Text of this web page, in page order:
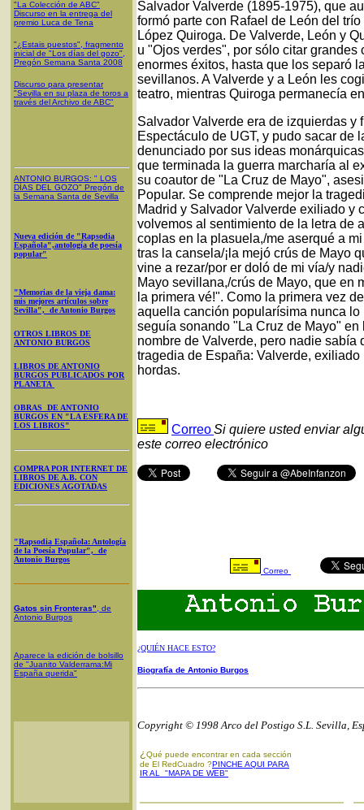
"La Colección de ABC"
Discurso en la entrega del
premio Luca de Tena
"¿Estais puestos", fragmento
inicial de "Los días del gozo",
Pregón Semana Santa 2008
Discurso para presentar
"Sevilla en su plaza de toros a
través del Archivo de ABC"
ANTONIO BURGOS: " LOS
DÍAS DEL GOZO" Pregón de
la Semana Santa de Sevilla
Nueva edición de "Rapsodia
Española",antología de poesía
popular"
"Memorias de la vieja dama:
mis mejores artículos sobre
Sevilla", de Antonio Burgos
OTROS LIBROS DE
ANTONIO BURGOS
LIBROS DE ANTONIO
BURGOS PUBLICADOS POR
PLANETA
OBRAS DE ANTONIO
BURGOS EN "LA ESFERA DE
LOS LIBROS"
COMPRA POR INTERNET DE
LIBROS DE A.B. CON
EDICIONES AGOTADAS
"Rapsodia Española: Antología
de la Poesía Popular", de
Antonio Burgos
Gatos sin Fronteras" , de
Antonio Burgos
Aparece la edición de bolsillo
de "Juanito Valderrama:Mi
España querida"
Salvador Valverde (1895-1975), que
formó parte con Rafael de León del
López Quiroga. De Valverde, León y
u "Ojos verdes", por sólo citar
enormes éxitos, hasta que los separó
sevillanos. A Valverde y a León les
teatro, mientras Quiroga permanecía
Salvador Valverde era de izquierdas
Espectáculo de UGT, y pudo sacar de
denunciado por sus ideas
que terminada la guerra marcharía al
su coautor de "La Cruz de Mayo",
Popular. Se comprende mejor la
Madrid y Salvador Valverde exiliado y
volvemos al sentimiento de la letra de
coplas en la plasuela,/me aserqué a
tras la cansela/¡la mejó crús de Mayo
vine a rezar/por er doló de mi vía/y
Mayo sevillana,/crús de Mayo, que en
la primera vé!". Como la primera vez
aquella canción popularísima nunca
seguía sonando "La Cruz de Mayo"
nombre de Valverde, pero nadie
tragedia de España: Valverde,
hordas.
CorreoSi quiere usted enviar
este correo electrónico
Correo
¿QUIÉN HACE ESTO?
Biografía de Antonio Burgos
Copyright © 1998 Arco del Postigo S.L. Sevilla,
¿ Qué puede encontrar en cada sección
de El RedCuadro ?PINCHE AQUI PARA
IR AL "MAPA DE WEB"